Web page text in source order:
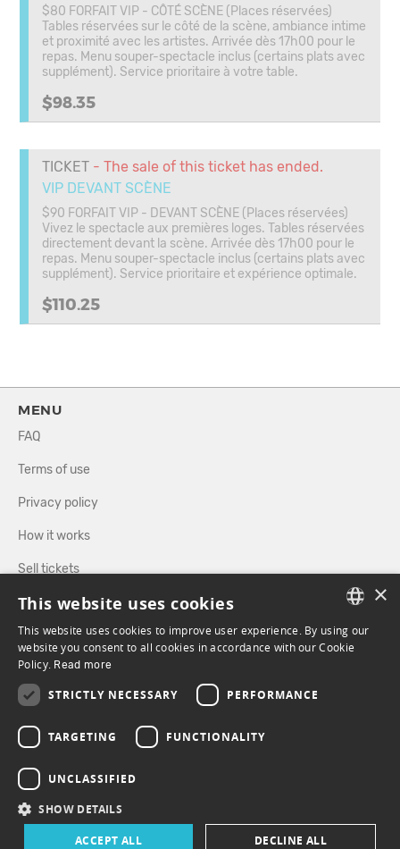
$80 FORFAIT VIP - CÔTÉ SCÈNE (Places réservées)
Tables réservées sur le côté de la scène, ambiance intime
et proximité avec les artistes. Arrivée dès 17h00 pour le
repas. Menu souper-spectacle inclus (certains plats avec
supplément). Service prioritaire à votre table.
$98.35
TICKET - The sale of this ticket has ended.
VIP DEVANT SCÈNE
$90 FORFAIT VIP - DEVANT SCÈNE (Places réservées)
Vivez le spectacle aux premières loges. Tables réservées
directement devant la scène. Arrivée dès 17h00 pour le
repas. Menu souper-spectacle inclus (certains plats avec
supplément). Service prioritaire et expérience optimale.
$110.25
MENU
FAQ
Terms of use
Privacy policy
How it works
Sell tickets
Directory
FOLLOW US
FRENCH
×
This website uses cookies
This website uses cookies to improve user experience. By using our
website you consent to all cookies in accordance with our Cookie
Policy. Read more
STRICTLY NECESSARY PERFORMANCE
TARGETING FUNCTIONALITY
UNCLASSIFIED
SHOW DETAILS
ACCEPT ALL DECLINE ALL